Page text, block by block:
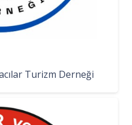
Turizm Derneği